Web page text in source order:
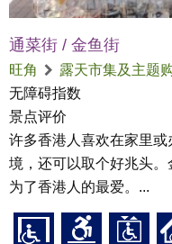
通菜街 / 金鱼街
旺角
露天市集及主题
无障碍指数
景点评价
许多香港人喜欢在家里
境，还可以取个好兆头
为了香港人的最爱。...